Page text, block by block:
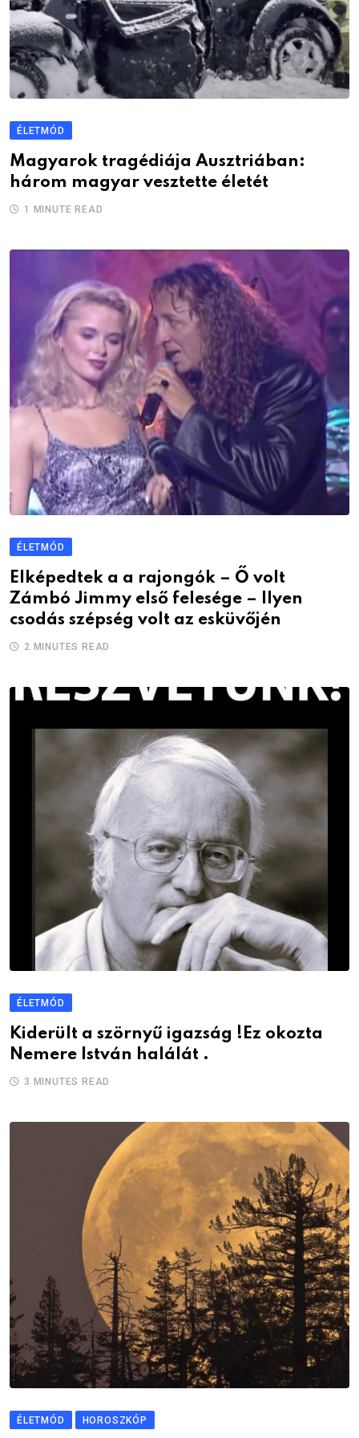
ÉLETMÓD
Magyarok tragédiája Ausztriában:
három magyar vesztette életét
1 MINUTE READ
ÉLETMÓD
Elképedtek a a rajongók – Ő volt
Zámbó Jimmy első felesége – Ilyen
csodás szépség volt az esküvőjén
2 MINUTES READ
ÉLETMÓD
Kiderült a szörnyű igazság !Ez okozta
Nemere István halálát .
3 MINUTES READ
ÉLETMÓD HOROSZKÓP